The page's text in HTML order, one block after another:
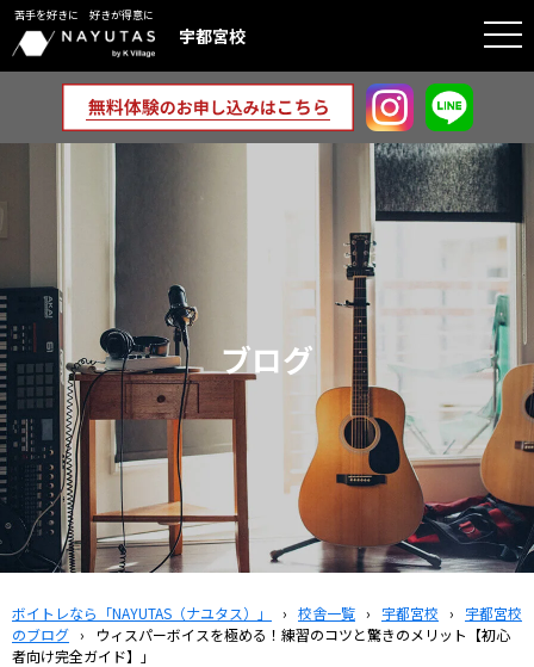
苦手を好きに 好きが得意に
宇都宮校
ブログ
ボイトレなら「NAYUTAS（ナユタス）」 › 校舎一覧 › 宇都宮校 ›
宇都宮校
のブログ ›
ウィスパーボイスを極める！練習のコツと驚きのメリット【初心
者向け完全ガイド】」